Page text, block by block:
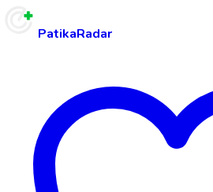
PatikaRadar